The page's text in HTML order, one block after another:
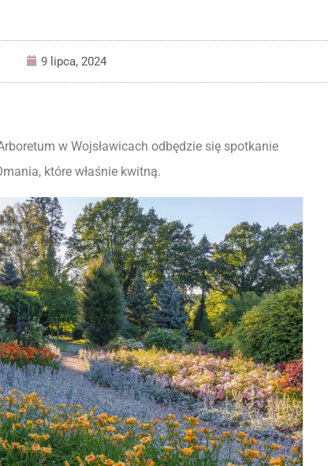
9 lipca, 2024
w Wojsławicach odbędzie się spotkanie
które właśnie kwitną.